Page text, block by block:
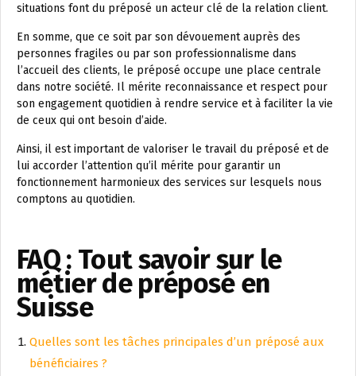
situations font du préposé un acteur clé de la relation client.
En somme, que ce soit par son dévouement auprès des
personnes fragiles ou par son professionnalisme dans
l’accueil des clients, le préposé occupe une place centrale
dans notre société. Il mérite reconnaissance et respect pour
son engagement quotidien à rendre service et à faciliter la vie
de ceux qui ont besoin d’aide.
Ainsi, il est important de valoriser le travail du préposé et de
lui accorder l’attention qu’il mérite pour garantir un
fonctionnement harmonieux des services sur lesquels nous
comptons au quotidien.
FAQ : Tout savoir sur le
métier de préposé en
Suisse
Quelles sont les tâches principales d’un préposé aux
bénéficiaires ?